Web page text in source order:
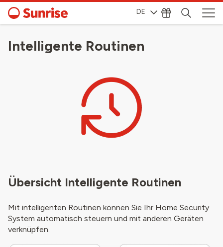
DE
Intelligente Routinen
Übersicht Intelligente Routinen
Mit intelligenten Routinen können Sie Ihr Home Security
System automatisch steuern und mit anderen Geräten
verknüpfen.